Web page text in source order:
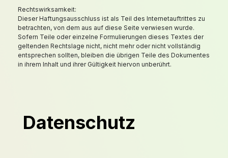
Rechtswirksamkeit:
Dieser Haftungsausschluss ist als Teil des Internetauftrittes zu
betrachten, von dem aus auf diese Seite verwiesen wurde.
Sofern Teile oder einzelne Formulierungen dieses Textes der
geltenden Rechtslage nicht, nicht mehr oder nicht vollständig
entsprechen sollten, bleiben die übrigen Teile des Dokumentes
in ihrem Inhalt und ihrer Gültigkeit hiervon unberührt.
Datenschutz